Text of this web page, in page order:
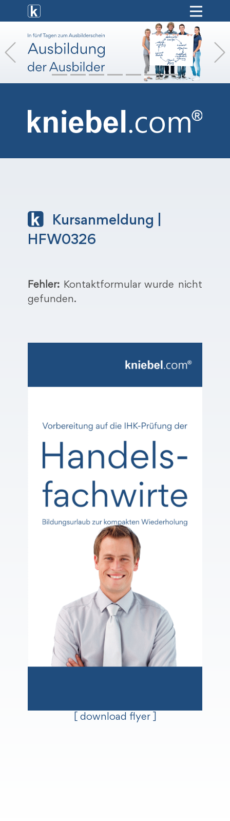
[ weiterbildung ]
[ onlinekurse ]
[ hr-service ]
[ shop ]
Previous
Kursanmeldung |
HFW0326
Fehler: Kontaktformular wurde nicht
gefunden.
[ download flyer ]